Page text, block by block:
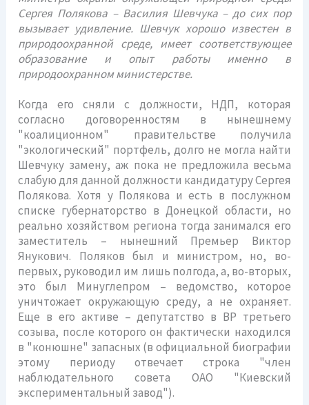
Сергея Полякова – Василия Шевчука – до сих пор
вызывает удивление. Шевчук хорошо известен в
природоохранной среде, имеет соответствующее
образование и опыт работы именно в
природоохранном министерстве.
Когда его сняли с должности, НДП, которая
согласно договоренностям в нынешнему
"коалиционном" правительстве получила
"экологический" портфель, долго не могла найти
Шевчуку замену, аж пока не предложила весьма
слабую для данной должности кандидатуру Сергея
Полякова. Хотя у Полякова и есть в послужном
списке губернаторство в Донецкой области, но
реально хозяйством региона тогда занимался его
заместитель – нынешний Премьер Виктор
Янукович. Поляков был и министром, но, во-
первых, руководил им лишь полгода, а, во-вторых,
это был Минуглепром – ведомство, которое
уничтожает окружающую среду, а не охраняет.
Еще в его активе – депутатство в ВР третьего
созыва, после которого он фактически находился
в "конюшне" запасных (в официальной биографии
этому периоду отвечает строка "член
наблюдательного совета ОАО "Киевский
экспериментальный завод").